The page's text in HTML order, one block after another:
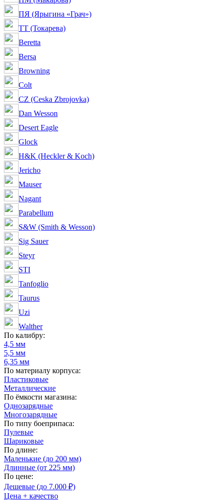
ПЯ (Ярыгина «Грач»)
ТТ (Токарева)
Beretta
Bersa
Browning
Colt
CZ (Ceska Zbrojovka)
Dan Wesson
Desert Eagle
Glock
H&K (Heckler & Koch)
Jericho
Mauser
Nagant
Parabellum
S&W (Smith & Wesson)
Sig Sauer
Steyr
STI
Tanfoglio
Taurus
Uzi
Walther
По калибру:
4,5 мм
5,5 мм
6,35 мм
По материалу корпуса:
Пластиковые
Металлические
По ёмкости магазина:
Однозарядные
Многозарядные
По типу боеприпаса:
Пулевые
Шариковые
По длине:
Маленькие (до 200 мм)
Длинные (от 225 мм)
По цене:
Дешевые (до 7.000 ₽)
Цена + качество